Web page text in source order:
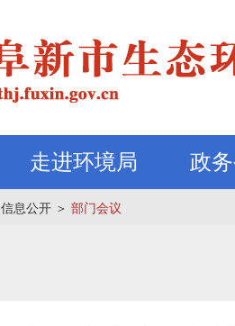
走进环境局 政
信息公开 ＞ 部门会议